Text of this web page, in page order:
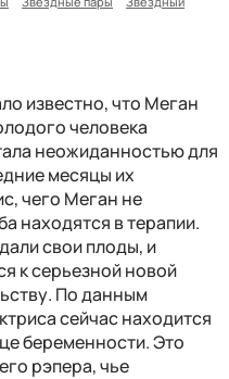
известно, что Меган
человека
неожиданностью для
месяцы их
чего Меган не
находятся в терапии.
свои плоды, и
к серьезной новой
По данным
сейчас находится
беременности. Это
рэпера, чье